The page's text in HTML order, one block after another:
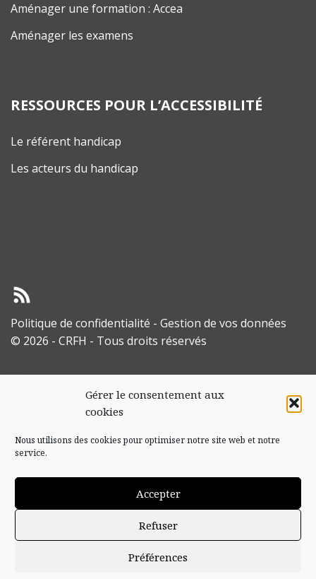
Gérer le consentement aux
cookies
Nous utilisons des cookies pour optimiser notre site web et notre
service.
Accepter
Refuser
Préférences
Aménager une formation : Accea
Aménager les examens
RESSOURCES POUR L’ACCESSIBILITÉ
Le référent handicap
Les acteurs du handicap
Politique de confidentialité - Gestion de vos données
© 2026 - CRFH - Tous droits réservés